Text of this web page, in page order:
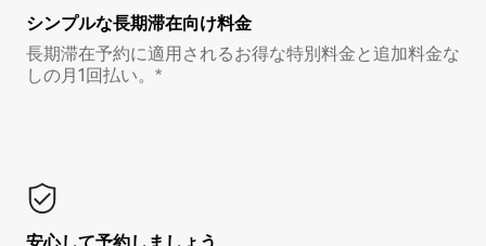
シンプルな長期滞在向け料金
長期滞在予約に適用されるお得な特別料金と追加料金な
しの月1回払い。*